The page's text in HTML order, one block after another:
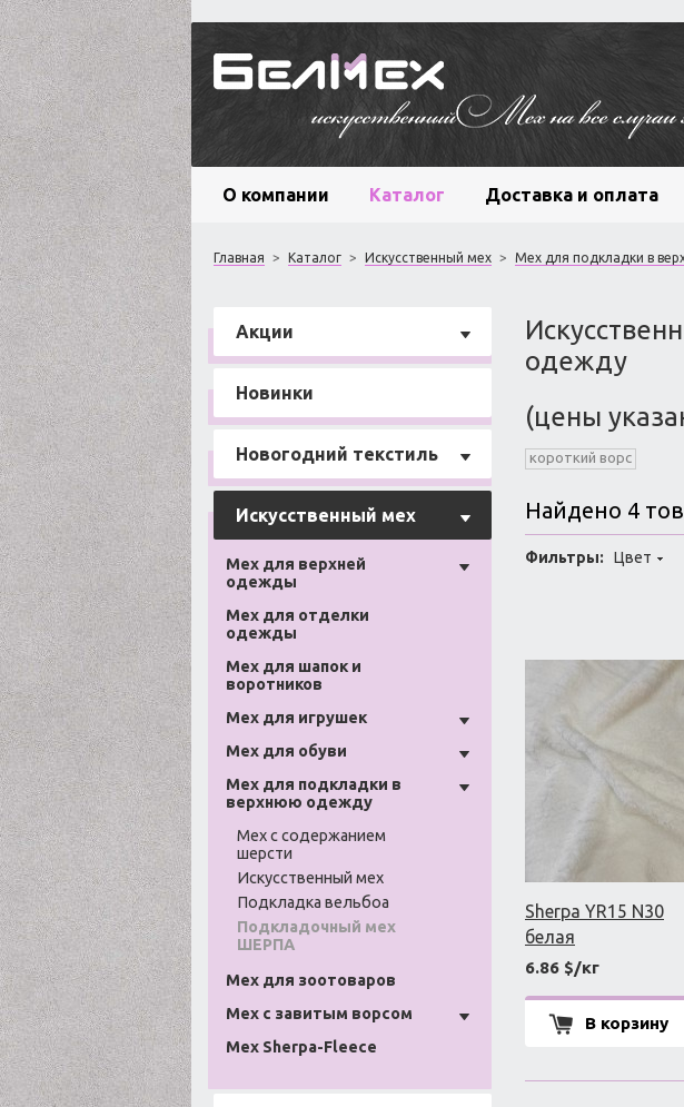
О компании Каталог Доставка и оплата
Главная > Каталог > Искусственный мех > Мех для подкладки в
Акции
Новинки
Новогодний текстиль
Искусственный мех
Мех для верхней
одежды
Мех для отделки
одежды
Мех для шапок и
воротников
Мех для игрушек
Мех для обуви
Мех для подкладки в
верхнюю одежду
Мех с содержанием
шерсти
Искусственный мех
Подкладка вельбоа
Подкладочный мех
ШЕРПА
Мех для зоотоваров
Мех с завитым ворсом
Мех Sherpa-Fleece
одежду
(цены
короткий ворс
Найдено 4
Фильтры: Цвет
Sherpa YR15 N30
белая
6.86 $/кг
В корзину